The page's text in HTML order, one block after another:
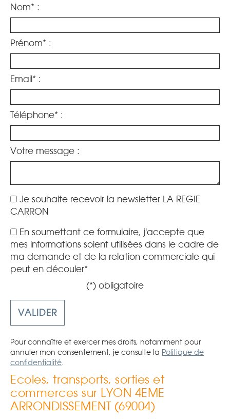
Nom* :
Prénom* :
Email* :
Téléphone* :
Votre message :
Je souhaite recevoir la newsletter LA REGIE
CARRON
En soumettant ce formulaire, j'accepte que
mes informations soient utilisées dans le cadre de
ma demande et de la relation commerciale qui
peut en découler*
(*) obligatoire
Pour connaître et exercer mes droits, notamment pour
annuler mon consentement, je consulte la Politique de
confidentialité
Ecoles, transports, sorties et
commerces sur LYON 4EME
ARRONDISSEMENT (69004)